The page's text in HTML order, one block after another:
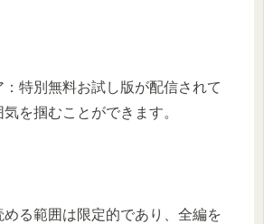
：特別無料お試し版が配信されて
を掴むことができます。
る範囲は限定的であり、全編を